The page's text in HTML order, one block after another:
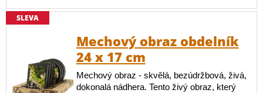
SLEVA
Mechový obraz obdelník
24 x 17 cm
Mechový obraz - skvělá, bezúdržbová, živá,
dokonalá nádhera. Tento živý obraz, který